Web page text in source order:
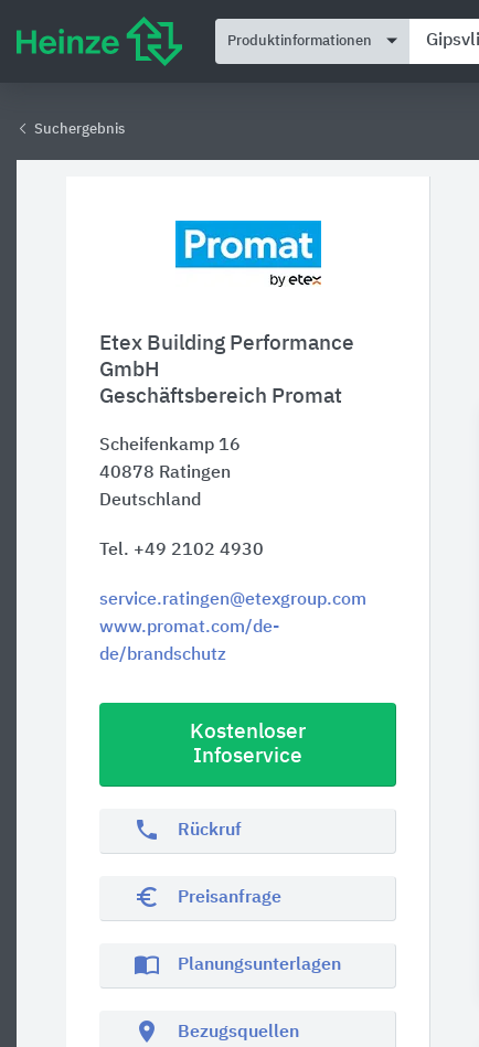
Produktinformationen
Suchergebnis
Etex Building Performance
GmbH
Geschäftsbereich Promat
Scheifenkamp 16
40878 Ratingen
Deutschland
Tel. +49 2102 4930
service.ratingen@etexgroup.com
www.promat.com/de-
de/brandschutz
Kostenloser
Infoservice
phone Rückruf
euro_symbol Preisanfrage
import_contacts Planungsunterlagen
location_on Bezugsquellen